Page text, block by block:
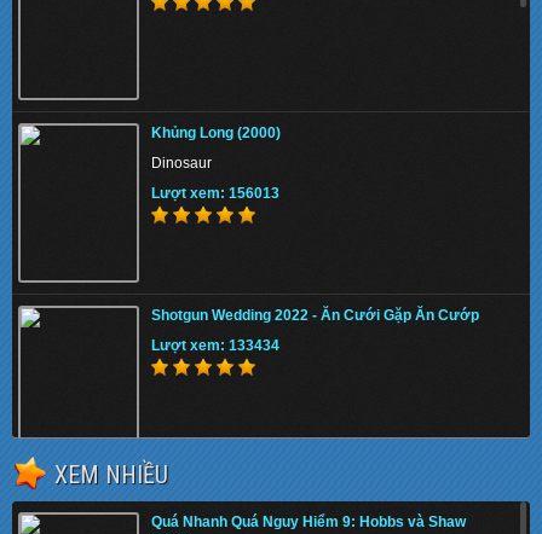
Khủng Long (2000)
Dinosaur
Lượt xem: 156013
Shotgun Wedding 2022 - Ăn Cưới Gặp Ăn Cướp
Lượt xem: 133434
The Tiger Rising 2022 - Con Cọp Trỗi Dậy
Lượt xem: 131491
XEM NHIỀU
Quá Nhanh Quá Nguy Hiểm 9: Hobbs và Shaw